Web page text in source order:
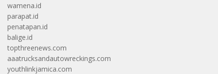
wamena.id
parapat.id
penatapan.id
balige.id
topthreenews.com
aaatrucksandautowreckings.com
youthlinkjamica.com